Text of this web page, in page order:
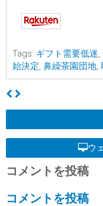
Tags: ギフト需要低迷,
始決定, 鼻繰茶園団地,
ウ
コメントを投稿
コメントを投稿